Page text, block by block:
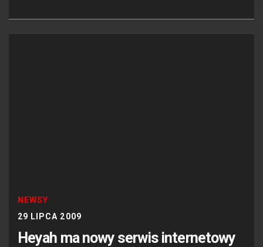
NEWSY
29 LIPCA 2009
Heyah ma nowy serwis internetowy